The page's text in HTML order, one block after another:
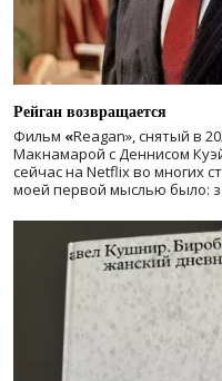
Рейган возвращается
Фильм «Reagan», снятый в
Макнамарой с Деннисом
сейчас на Netflix во многих
моей первой мыслью было: